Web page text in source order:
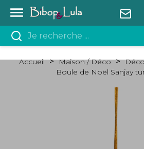

Accueil Maison / Déco
Boule de Noël Sanjay